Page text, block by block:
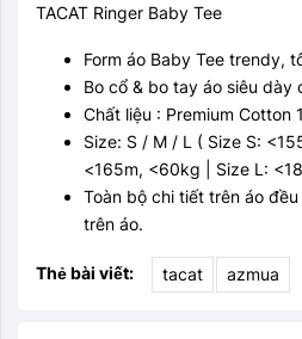
TACAT Ringer Baby Tee
Form áo Baby Tee trendy,
Bo cổ & bo tay áo siêu dày
Chất liệu : Premium Cotton
Size: S / M / L ( Size S:
<165m, <60kg | Size L:
Toàn bộ chi tiết trên áo
trên áo.
Thẻ bài viết: tacat azmua